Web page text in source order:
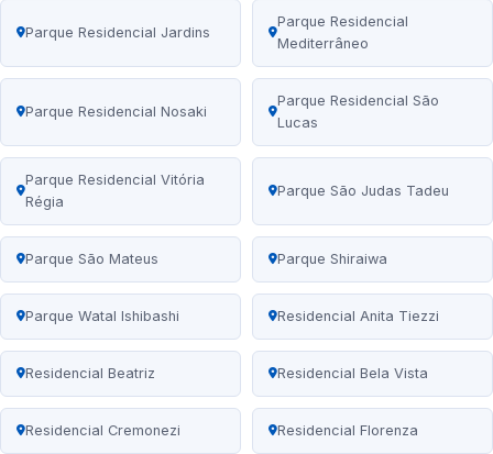
Parque Residencial Jardins
Parque Residencial
Mediterrâneo
Parque Residencial Nosaki
Parque Residencial São
Lucas
Parque Residencial Vitória
Régia
Parque São Judas Tadeu
Parque São Mateus Parque Shiraiwa
Parque Watal Ishibashi Residencial Anita Tiezzi
Residencial Beatriz Residencial Bela Vista
Residencial Cremonezi Residencial Florenza